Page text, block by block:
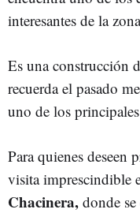
interesantes de la
Es una construcción
recuerda el pasado
uno de los
Para quienes deseen
visita imprescindible
Chacinera, donde